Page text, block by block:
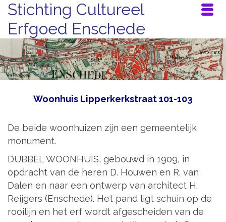
Stichting Cultureel
Erfgoed Enschede
Woonhuis Lipperkerkstraat 101-103
De beide woonhuizen zijn een gemeentelijk
monument.
DUBBEL WOONHUIS, gebouwd in 1909, in
opdracht van de heren D. Houwen en R. van
Dalen en naar een ontwerp van architect H.
Reijgers (Enschede). Het pand ligt schuin op de
rooilijn en het erf wordt afgescheiden van de